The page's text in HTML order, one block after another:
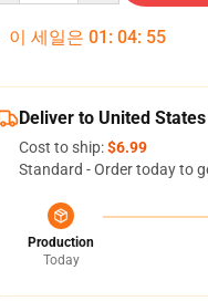
이 세일은 01 : 04: 54
Deliver to United States
Cost to ship:$6.99
Standard - Order today to
Production
Today